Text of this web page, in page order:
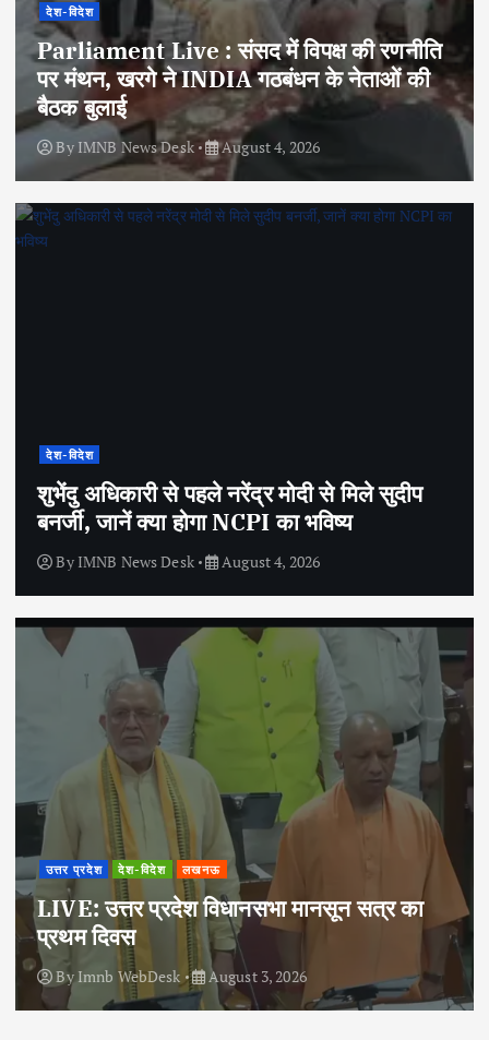
देश-विदेश
Parliament Live : संसद में विपक्ष की रणनीति
पर मंथन, खरगे ने INDIA गठबंधन के नेताओं की
बैठक बुलाई
ByIMNB News Desk August 4, 2026
देश-विदेश
शुभेंदु अधिकारी से पहले नरेंद्र मोदी से मिले सुदीप
बनर्जी, जानें क्या होगा NCPI का भविष्य
By IMNB News Desk August 4, 2026
उत्तर प्रदेश देश-विदेश लखनऊ
LIVE: उत्तर प्रदेश विधानसभा मानसून सत्र का
प्रथम दिवस
ByImnb WebDesk August 3, 2026